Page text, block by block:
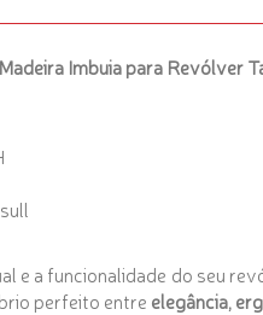
Imbuia para Revólver
e a funcionalidade do seu
perfeito entre elegância,